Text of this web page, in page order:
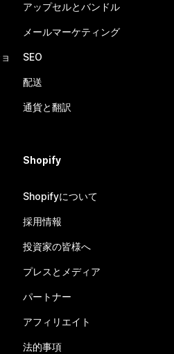
アップセルとバンドル
メールマーケティング
SEO
配送
通貨と翻訳
Shopify
Shopifyについて
採用情報
投資家の皆様へ
プレスとメディア
パートナー
アフィリエイト
法的事項